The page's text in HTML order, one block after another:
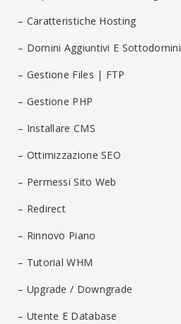
– Caratteristiche Hosting
– Domini Aggiuntivi E Sottodomini
– Gestione Files | FTP
– Gestione PHP
– Installare CMS
– Ottimizzazione SEO
– Permessi Sito Web
– Redirect
– Rinnovo Piano
– Tutorial WHM
– Upgrade / Downgrade
– Utente E Database